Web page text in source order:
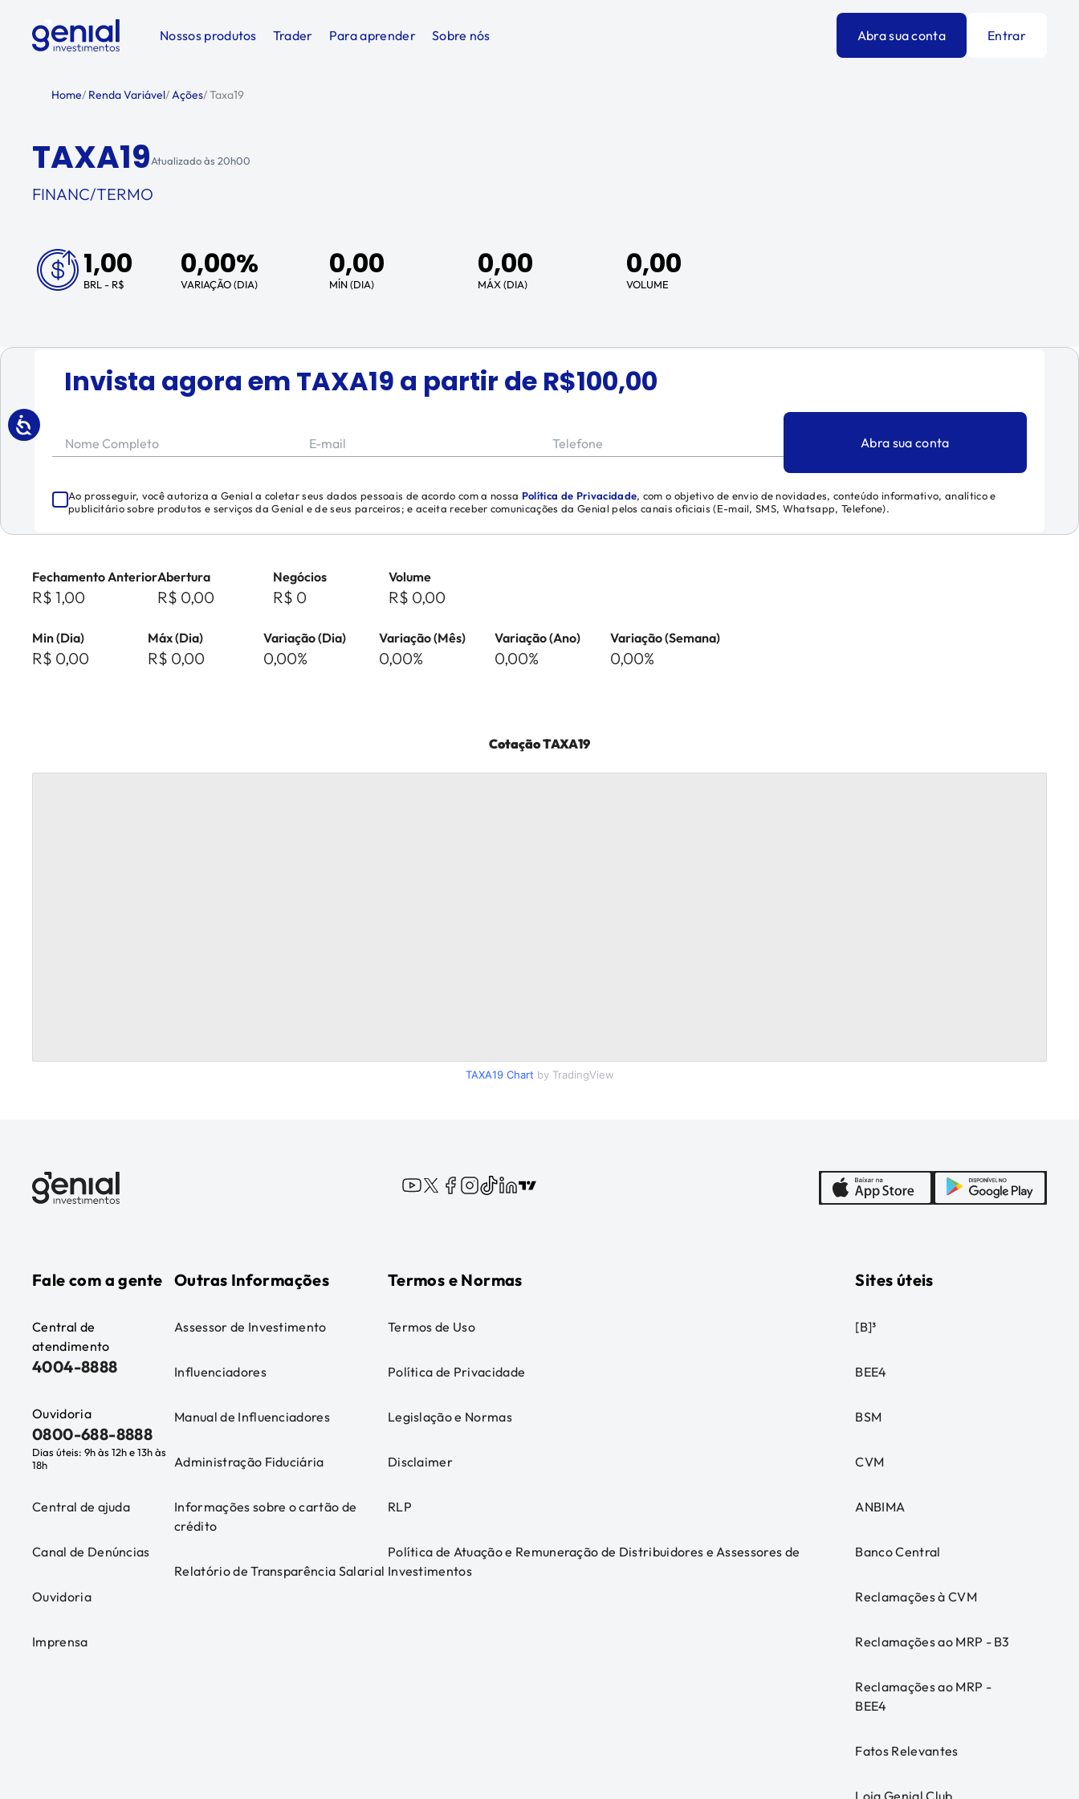
Nossos produtos Trader Para aprender Sobre nós Abra sua conta Entrar
Home/ Renda Variável/Ações/Taxa19
TAXA19Atualizado às 20h00
FINANC/TERMO
1,00
BRL - R$
0,00%
VARIAÇÃO (DIA)
0,00
MÍN (DIA)
0,00
MÁX (DIA)
0,00
VOLUME
Invista agora em TAXA19 a partir de R$100,00
Nome Completo E-mail Telefone Abra sua conta
Ao prosseguir, você autoriza a Genial a coletar seus dados pessoais de acordo com a nossa Política de Privacidade, com o objetivo de envio de novidades, conteúdo informativo, analítico e
publicitário sobre produtos e serviços da Genial e de seus parceiros; e aceita receber comunicações da Genial pelos canais oficiais (E-mail, SMS, Whatsapp, Telefone).
Fechamento Anterior
R$ 1,00
Abertura
R$ 0,00
Negócios
R$ 0
Volume
R$ 0,00
Min (Dia)
R$ 0,00
Máx (Dia)
R$ 0,00
Variação (Dia)
0,00%
Variação (Mês)
0,00%
Variação (Ano)
0,00%
Variação (Semana)
0,00%
CotaçãoTAXA19
TAXA19Chart by TradingView
Fale com a gente
Central de
atendimento
4004-8888
Ouvidoria
0800-688-8888
Dias úteis: 9h às 12h e 13h às
18h
Central de ajuda
Canal de Denúncias
Ouvidoria
Imprensa
Outras Informações
Assessor de Investimento
Influenciadores
Manual de Influenciadores
Administração Fiduciária
Informações sobre o cartão de
crédito
Relatório de Transparência Salarial
Termos e Normas
Termos de Uso
Política de Privacidade
Legislação e Normas
Disclaimer
RLP
Política de Atuação e Remuneração de Distribuidores e Assessores de
Investimentos
Sites úteis
[B]³
BEE4
BSM
CVM
ANBIMA
Banco Central
Reclamações à CVM
Reclamações ao MRP - B3
Reclamações ao MRP -
BEE4
Fatos Relevantes
Loja Genial Club